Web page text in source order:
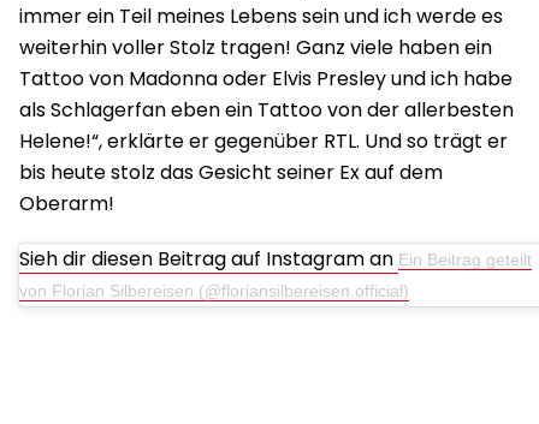
immer ein Teil meines Lebens sein und ich werde es
weiterhin voller Stolz tragen! Ganz viele haben ein
Tattoo von Madonna oder Elvis Presley und ich habe
als Schlagerfan eben ein Tattoo von der allerbesten
Helene!“, erklärte er gegenüber RTL. Und so trägt er
bis heute stolz das Gesicht seiner Ex auf dem
Oberarm!
Sieh dir diesen Beitrag auf Instagram an Ein Beitrag geteilt
von Florian Silbereisen (@floriansilbereisen.official)